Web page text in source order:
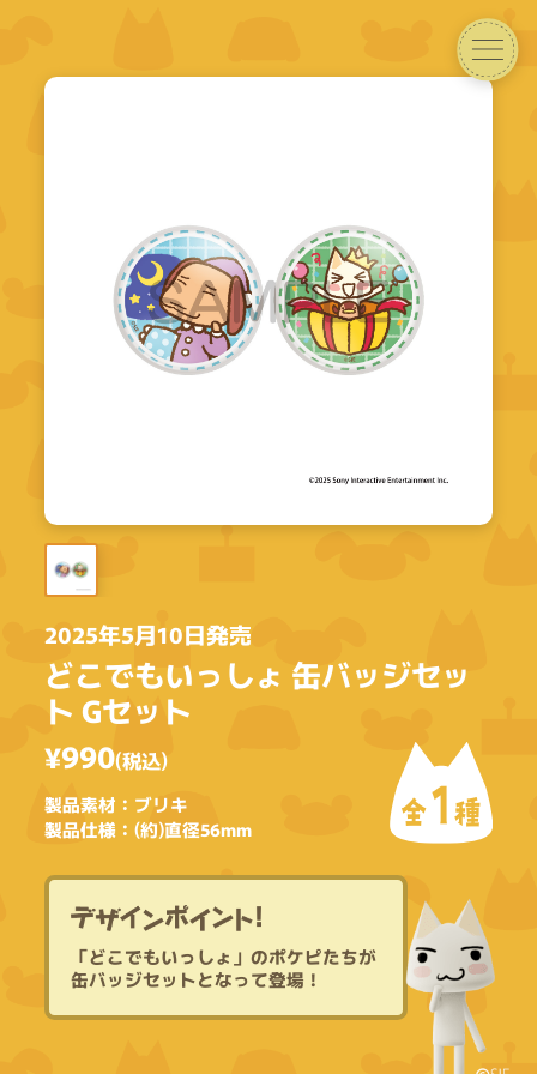
2025年5月10日発売
どこでもいっしょ 缶バッジセッ
ト Gセット
¥990(税込)
製品素材：ブリキ
製品仕様：(約)直径56mm
全1 種
「どこでもいっしょ 」のポケピたちが
缶バッジセッ トとなって登場 ！